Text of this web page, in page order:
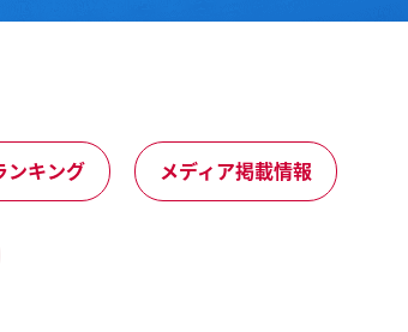
ンキング メディア掲載情報